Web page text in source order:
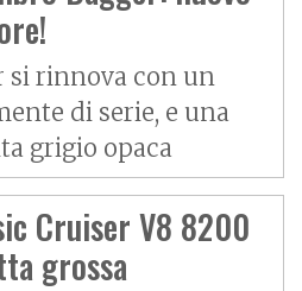
si rinnova con un
di serie, e una
grigio opaca
Cruiser V8 8200
grossa